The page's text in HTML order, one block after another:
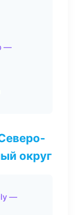
—
округ
—